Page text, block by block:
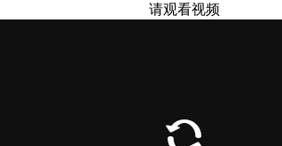
请观看视频